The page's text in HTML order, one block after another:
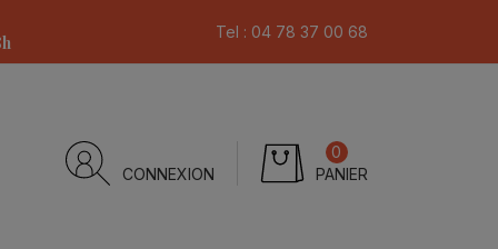
Tel : 04 78 37 00 68
CONNEXION PANIER
0